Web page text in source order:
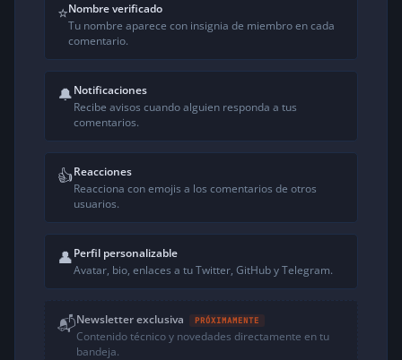
⭐Nombre verificado
Tu nombre aparece con insignia de miembro en cada
comentario.
🔔Notificaciones
Recibe avisos cuando alguien responda a tus
comentarios.
👍Reacciones
Reacciona con emojis a los comentarios de otros
usuarios.
👤Perfil personalizable
Avatar, bio, enlaces a tu Twitter, GitHub y Telegram.
📬Newsletter exclusiva PRÓXIMAMENTE
Contenido técnico y novedades directamente en tu
bandeja.